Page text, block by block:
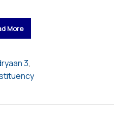
More
3